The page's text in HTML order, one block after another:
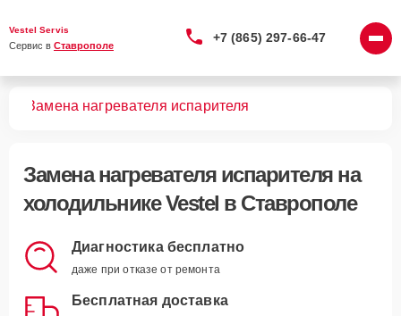
Vestel Servis
Сервис в Ставрополе
+7 (865) 297-66-47
Замена нагревателя испарителя
Замена нагревателя испарителяна
холодильнике Vestel в Ставрополе
Диагностика бесплатно
даже при отказе от ремонта
Бесплатная доставка